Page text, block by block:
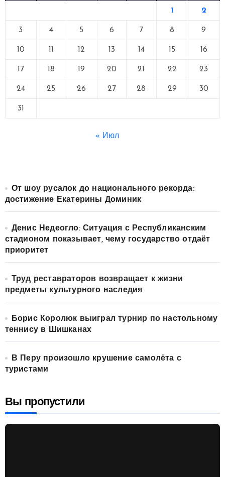
1 2
3 4 5 6 7 8 9
10 11 12 13 14 15 16
17 18 19 20 21 22 23
24 25 26 27 28 29 30
31
« Июл
От шоу русалок до национального рекорда:
достижение Екатерины Доминик
Денис Недеогло: Ситуация с Республиканским
стадионом показывает, чему государство отдаёт
приоритет
Труд реставраторов возвращает к жизни
предметы культурного наследия
Борис Королюк выиграл турнир по настольному
теннису в Шишканах
В Перу произошло крушение самолёта с
туристами
Вы пропустили